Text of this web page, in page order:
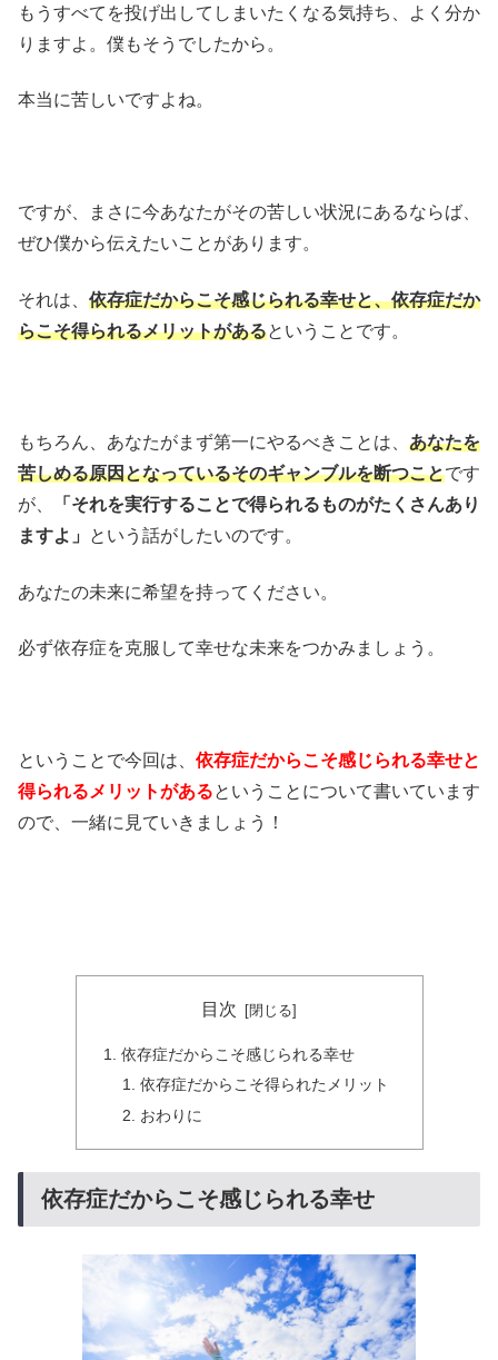
もうすべてを投げ出してしまいたくなる気持ち、よく分か
りますよ。僕もそうでしたから。
本当に苦しいですよね。
ですが、まさに今あなたがその苦しい状況にあるならば、
ぜひ僕から伝えたいことがあります。
それは、 依存症だからこそ感じられる幸せと、依存症だか
らこそ得られるメリットがあるということです。
もちろん、あなたがまず第一にやるべきことは、 あなたを
苦しめる原因となっているそのギャンブルを断つことです
が、
「それを実行することで得られるものがたくさんあり
ますよ」
という話がしたいのです。
あなたの未来に希望を持ってください。
必ず依存症を克服して幸せな未来をつかみましょう。
ということで今回は、 依存症だからこそ感じられる幸せと
得られるメリットがあるということについて書いています
ので、一緒に見ていきましょう！
目次
依存症だからこそ感じられる幸せ
依存症だからこそ得られたメリット
おわりに
依存症だからこそ感じられる幸せ